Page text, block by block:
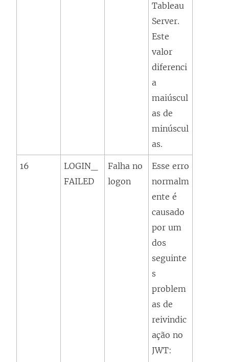
Tableau
Server.
Este
valor
diferenci
a
maiúscul
as de
minúscul
as.
16
LOGIN_
FAILED
Falha no
logon
Esse erro
normalm
ente é
causado
por um
dos
seguinte
s
problem
as de
reivindic
ação no
JWT: